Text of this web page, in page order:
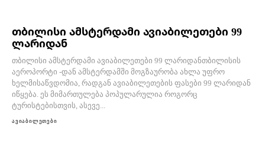
თბილისი ამსტერდამი ავიაბილეთები 99
ლარიდან
თბილისი ამსტერდამი ავიაბილეთები 99 ლარიდანთბილისის
აეროპორტი -დან ამსტერდამში მოგზაურობა ახლა უფრო
ხელმისაწვდომია, რადგან ავიაბილეთების ფასები 99 ლარიდან
იწყება. ეს მიმართულება პოპულარულია როგორც
ტურისტებისთვის, ასევე...
ავიაბილეთები